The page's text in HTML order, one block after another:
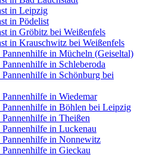
in Leipzig
in Pödelist
in Gröbitz bei Weißenfels
in Krauschwitz bei Weißenfels
in Mücheln (Geiseltal)
in Schleberoda
in Schönburg bei
in Wiedemar
Pannenhilfe in Böhlen bei Leipzig
in Theißen
in Luckenau
Pannenhilfe in Nonnewitz
in Gieckau